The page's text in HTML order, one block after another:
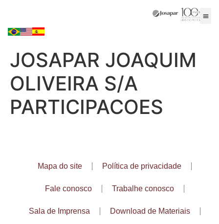
JOSAPAR JOAQUIM
OLIVEIRA S/A
PARTICIPACOES
Mapa do site Política de privacidade
Fale conosco Trabalhe conosco
Sala de Imprensa Download de Materiais